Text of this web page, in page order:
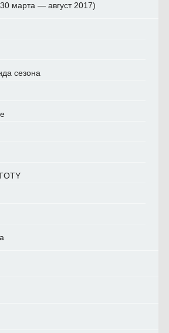
марта — август 2017)
сезона